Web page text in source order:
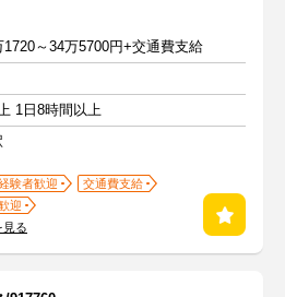
1720～34万5700円+交通費支給
1日8時間以上
験者歓迎
交通費支給
迎
見る